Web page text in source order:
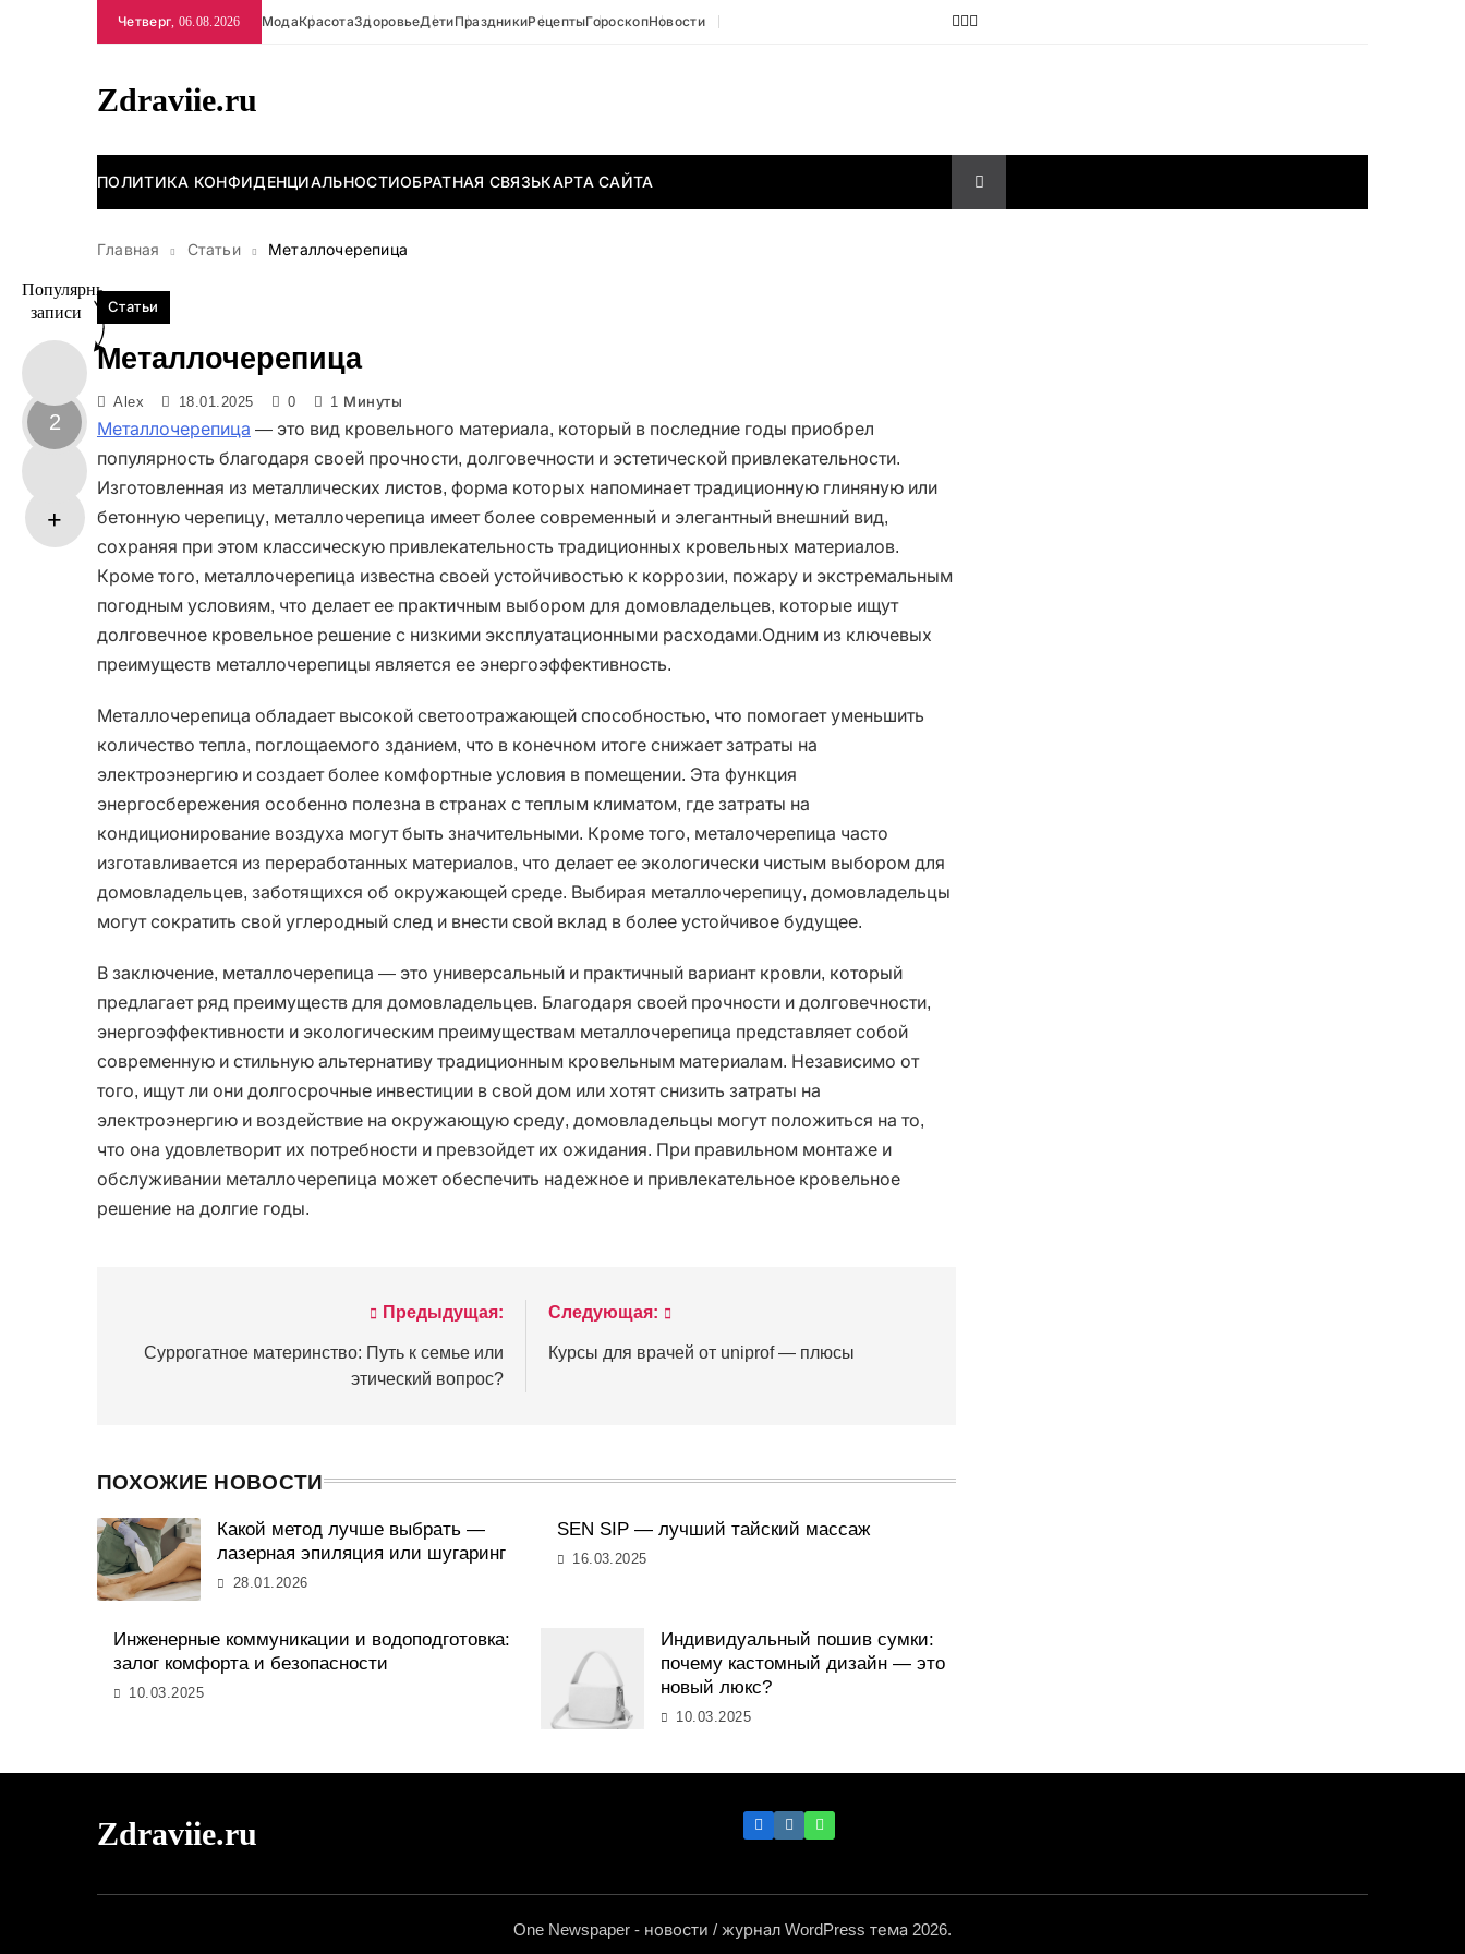
Четверг, 06.08.2026 МодаКрасотаЗдоровьеДетиПраздникиРецептыГороскопНовости
Zdraviie.ru
ПОЛИТИКА КОНФИДЕНЦИАЛЬНОСТИОБРАТНАЯ СВЯЗЬКАРТА САЙТА
Главная Статьи Металлочерепица
Популярные
записи
2
Статьи
Металлочерепица
Alex 18.01.2025 0 1 Минуты
Металлочерепица — это вид кровельного материала, который в последние годы приобрел
популярность благодаря своей прочности, долговечности и эстетической привлекательности.
Изготовленная из металлических листов, форма которых напоминает традиционную глиняную или
бетонную черепицу, металлочерепица имеет более современный и элегантный внешний вид,
сохраняя при этом классическую привлекательность традиционных кровельных материалов.
Кроме того, металлочерепица известна своей устойчивостью к коррозии, пожару и экстремальным
погодным условиям, что делает ее практичным выбором для домовладельцев, которые ищут
долговечное кровельное решение с низкими эксплуатационными расходами.Одним из ключевых
преимуществ металлочерепицы является ее энергоэффективность.
Металлочерепица обладает высокой светоотражающей способностью, что помогает уменьшить
количество тепла, поглощаемого зданием, что в конечном итоге снижает затраты на
электроэнергию и создает более комфортные условия в помещении. Эта функция
энергосбережения особенно полезна в странах с теплым климатом, где затраты на
кондиционирование воздуха могут быть значительными. Кроме того, металочерепица часто
изготавливается из переработанных материалов, что делает ее экологически чистым выбором для
домовладельцев, заботящихся об окружающей среде. Выбирая металлочерепицу, домовладельцы
могут сократить свой углеродный след и внести свой вклад в более устойчивое будущее.
В заключение, металлочерепица — это универсальный и практичный вариант кровли, который
предлагает ряд преимуществ для домовладельцев. Благодаря своей прочности и долговечности,
энергоэффективности и экологическим преимуществам металлочерепица представляет собой
современную и стильную альтернативу традиционным кровельным материалам. Независимо от
того, ищут ли они долгосрочные инвестиции в свой дом или хотят снизить затраты на
электроэнергию и воздействие на окружающую среду, домовладельцы могут положиться на то,
что она удовлетворит их потребности и превзойдет их ожидания. При правильном монтаже и
обслуживании металлочерепица может обеспечить надежное и привлекательное кровельное
решение на долгие годы.
по
Предыдущая:
Суррогатное материнство: Путь к семье или
этический вопрос?
Следующая:
Курсы для врачей от uniprof — плюсы
ПОХОЖИЕ НОВОСТИ
Какой метод лучше выбрать —
лазерная эпиляция или шугаринг
28.01.2026
SEN SIP — лучший тайский массаж
16.03.2025
Инженерные коммуникации и водоподготовка:
залог комфорта и безопасности
10.03.2025
Индивидуальный пошив сумки:
почему кастомный дизайн — это
новый люкс?
10.03.2025
Zdraviie.ru
One Newspaper - новости / журнал WordPress тема 2026.